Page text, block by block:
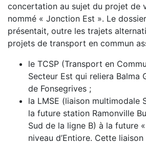
concertation au sujet du projet de
nommé « Jonction Est ». Le
présentait, outre les trajets
projets de transport en commun
le TCSP (Transport en
Secteur Est qui reliera Balma
de Fonsegrives ;
la LMSE (liaison multimodale
la future station Ramonville
Sud de la ligne B) à la future
niveau d’Entiore. Cette liaison